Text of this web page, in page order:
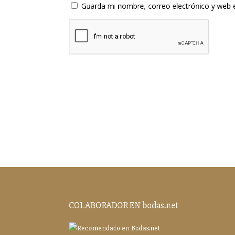
Guarda mi nombre, correo electrónico y
COLABORADOR EN bodas.net